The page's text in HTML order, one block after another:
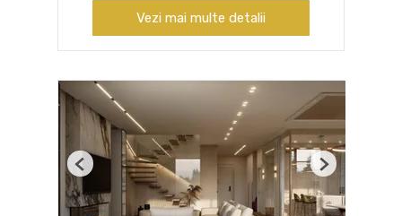
Vezi mai multe detalii
Previous Next